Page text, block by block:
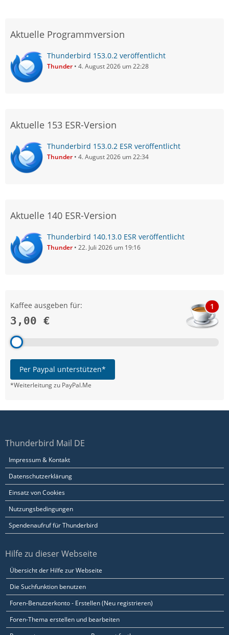
Aktuelle Programmversion
Thunderbird 153.0.2 veröffentlicht
Thunder 4. August 2026 um 22:28
Aktuelle 153 ESR-Version
Thunderbird 153.0.2 ESR veröffentlicht
Thunder 4. August 2026 um 22:34
Aktuelle 140 ESR-Version
Thunderbird 140.13.0 ESR veröffentlicht
Thunder 22. Juli 2026 um 19:16
Kaffee ausgeben für:
3,00 €
1
Per Paypal unterstützen*
*Weiterleitung zu PayPal.Me
Thunderbird Mail DE
Impressum & Kontakt
Datenschutzerklärung
Einsatz von Cookies
Nutzungsbedingungen
Spendenaufruf für Thunderbird
Hilfe zu dieser Webseite
Übersicht der Hilfe zur Webseite
Die Suchfunktion benutzen
Foren-Benutzerkonto - Erstellen (Neu registrieren)
Foren-Thema erstellen und bearbeiten